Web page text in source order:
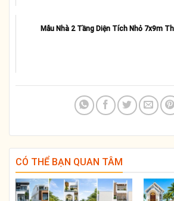
Mẫu Nhà 2 Tầng Diện Tích Nhỏ 7x9m
CÓ THỂ BẠN QUAN TÂM